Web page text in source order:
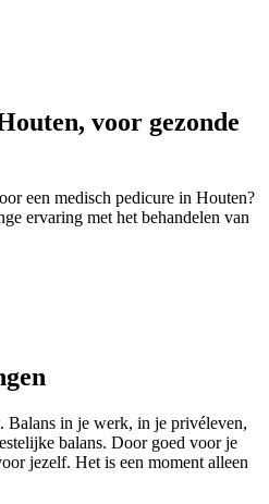
voor gezonde
een medisch pedicure in Houten?
ervaring met het behandelen van
Balans in je werk, in je privéleven,
balans. Door goed voor je
jezelf. Het is een moment alleen